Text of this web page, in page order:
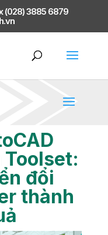
(028) 3885 6879
Toolset:
đổi
thành